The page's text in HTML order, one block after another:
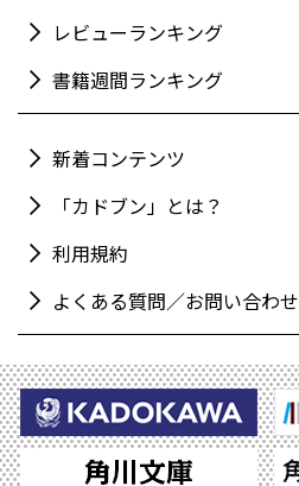
レビューランキング
書籍週間ランキング
新着コンテンツ
「カドブン」とは？
利用規約
よくある質問／お問い合わせ